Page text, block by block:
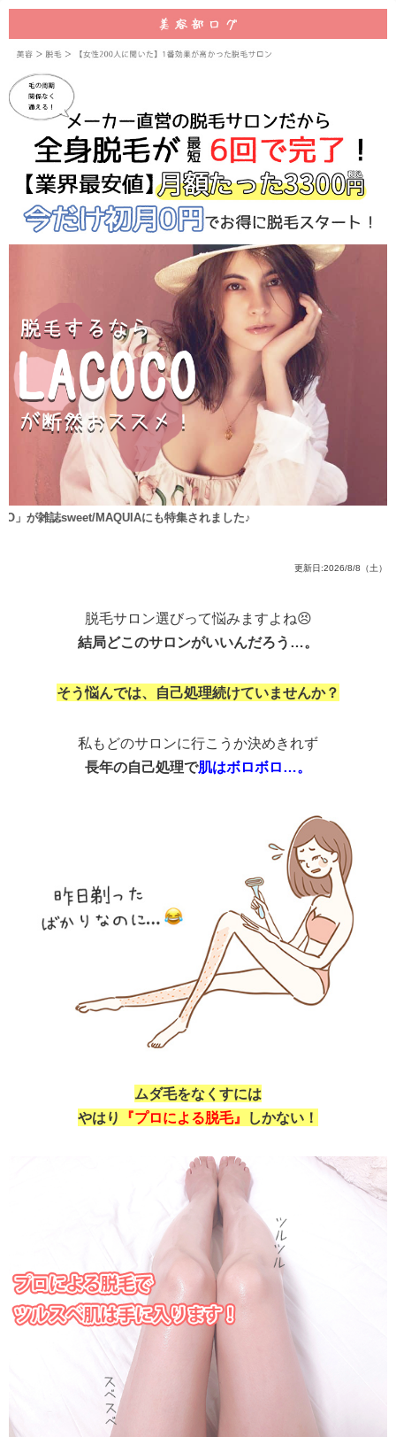
にも特集されました♪
更新日:2026/8/8（土）
脱毛サロン選びって悩みますよね😣
結局どこのサロンがいいんだろう…。
そう悩んでは、自己処理続けていませんか？
私もどのサロンに行こうか決めきれず
長年の自己処理で肌はボロボロ…。
ムダ毛をなくすには
やはり
『プロによる脱毛』 しかない！